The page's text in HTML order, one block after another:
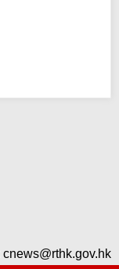
cnews@rthk.gov.hk